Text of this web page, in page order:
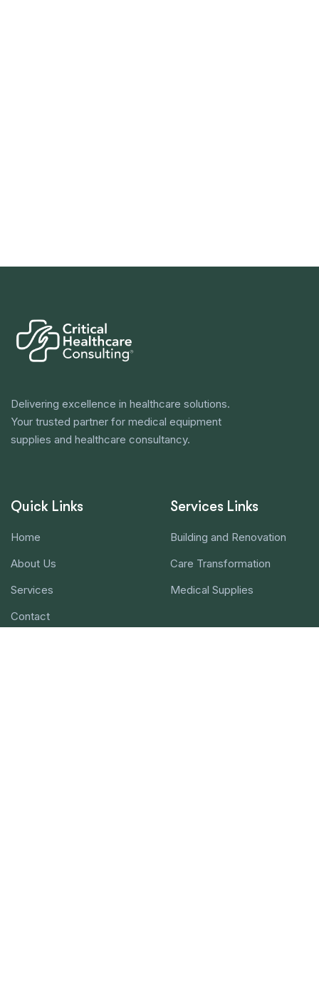
Delivering excellence in healthcare solutions.
Your trusted partner for medical equipment
supplies and healthcare consultancy.
Quick Links
Home
About Us
Services
Contact
Services Links
Building and Renovation
Care Transformation
Medical Supplies